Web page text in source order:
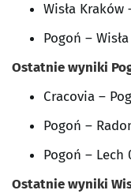
Wisła Kraków
Pogoń –
Ostatnie wyniki
Cracovia –
Pogoń –
Pogoń – Lech
Ostatnie wyniki